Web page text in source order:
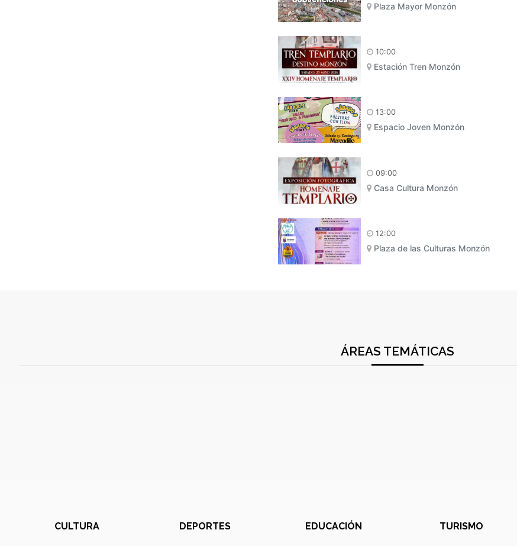
Plaza Mayor Monzón
10:00
Estación Tren Monzón
13:00
Espacio Joven Monzón
09:00
Casa Cultura Monzón
12:00
Plaza de las Culturas Monzón
ÁREAS TEMÁTICAS
CULTURA DEPORTES EDUCACIÓN TURISMO